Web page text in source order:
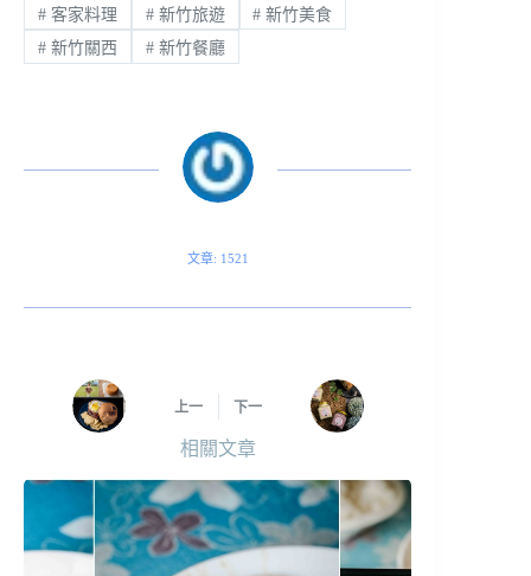
#客家料理 #新竹旅遊 # 新竹美食
#新竹關西 #新竹餐廳
文章: 1521
上一 下一
相關文章